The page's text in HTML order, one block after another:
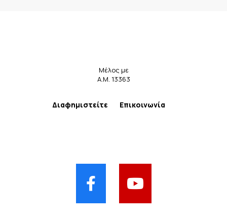
Μέλος με
Α.Μ. 13363
Διαφημιστείτε Επικοινωνία